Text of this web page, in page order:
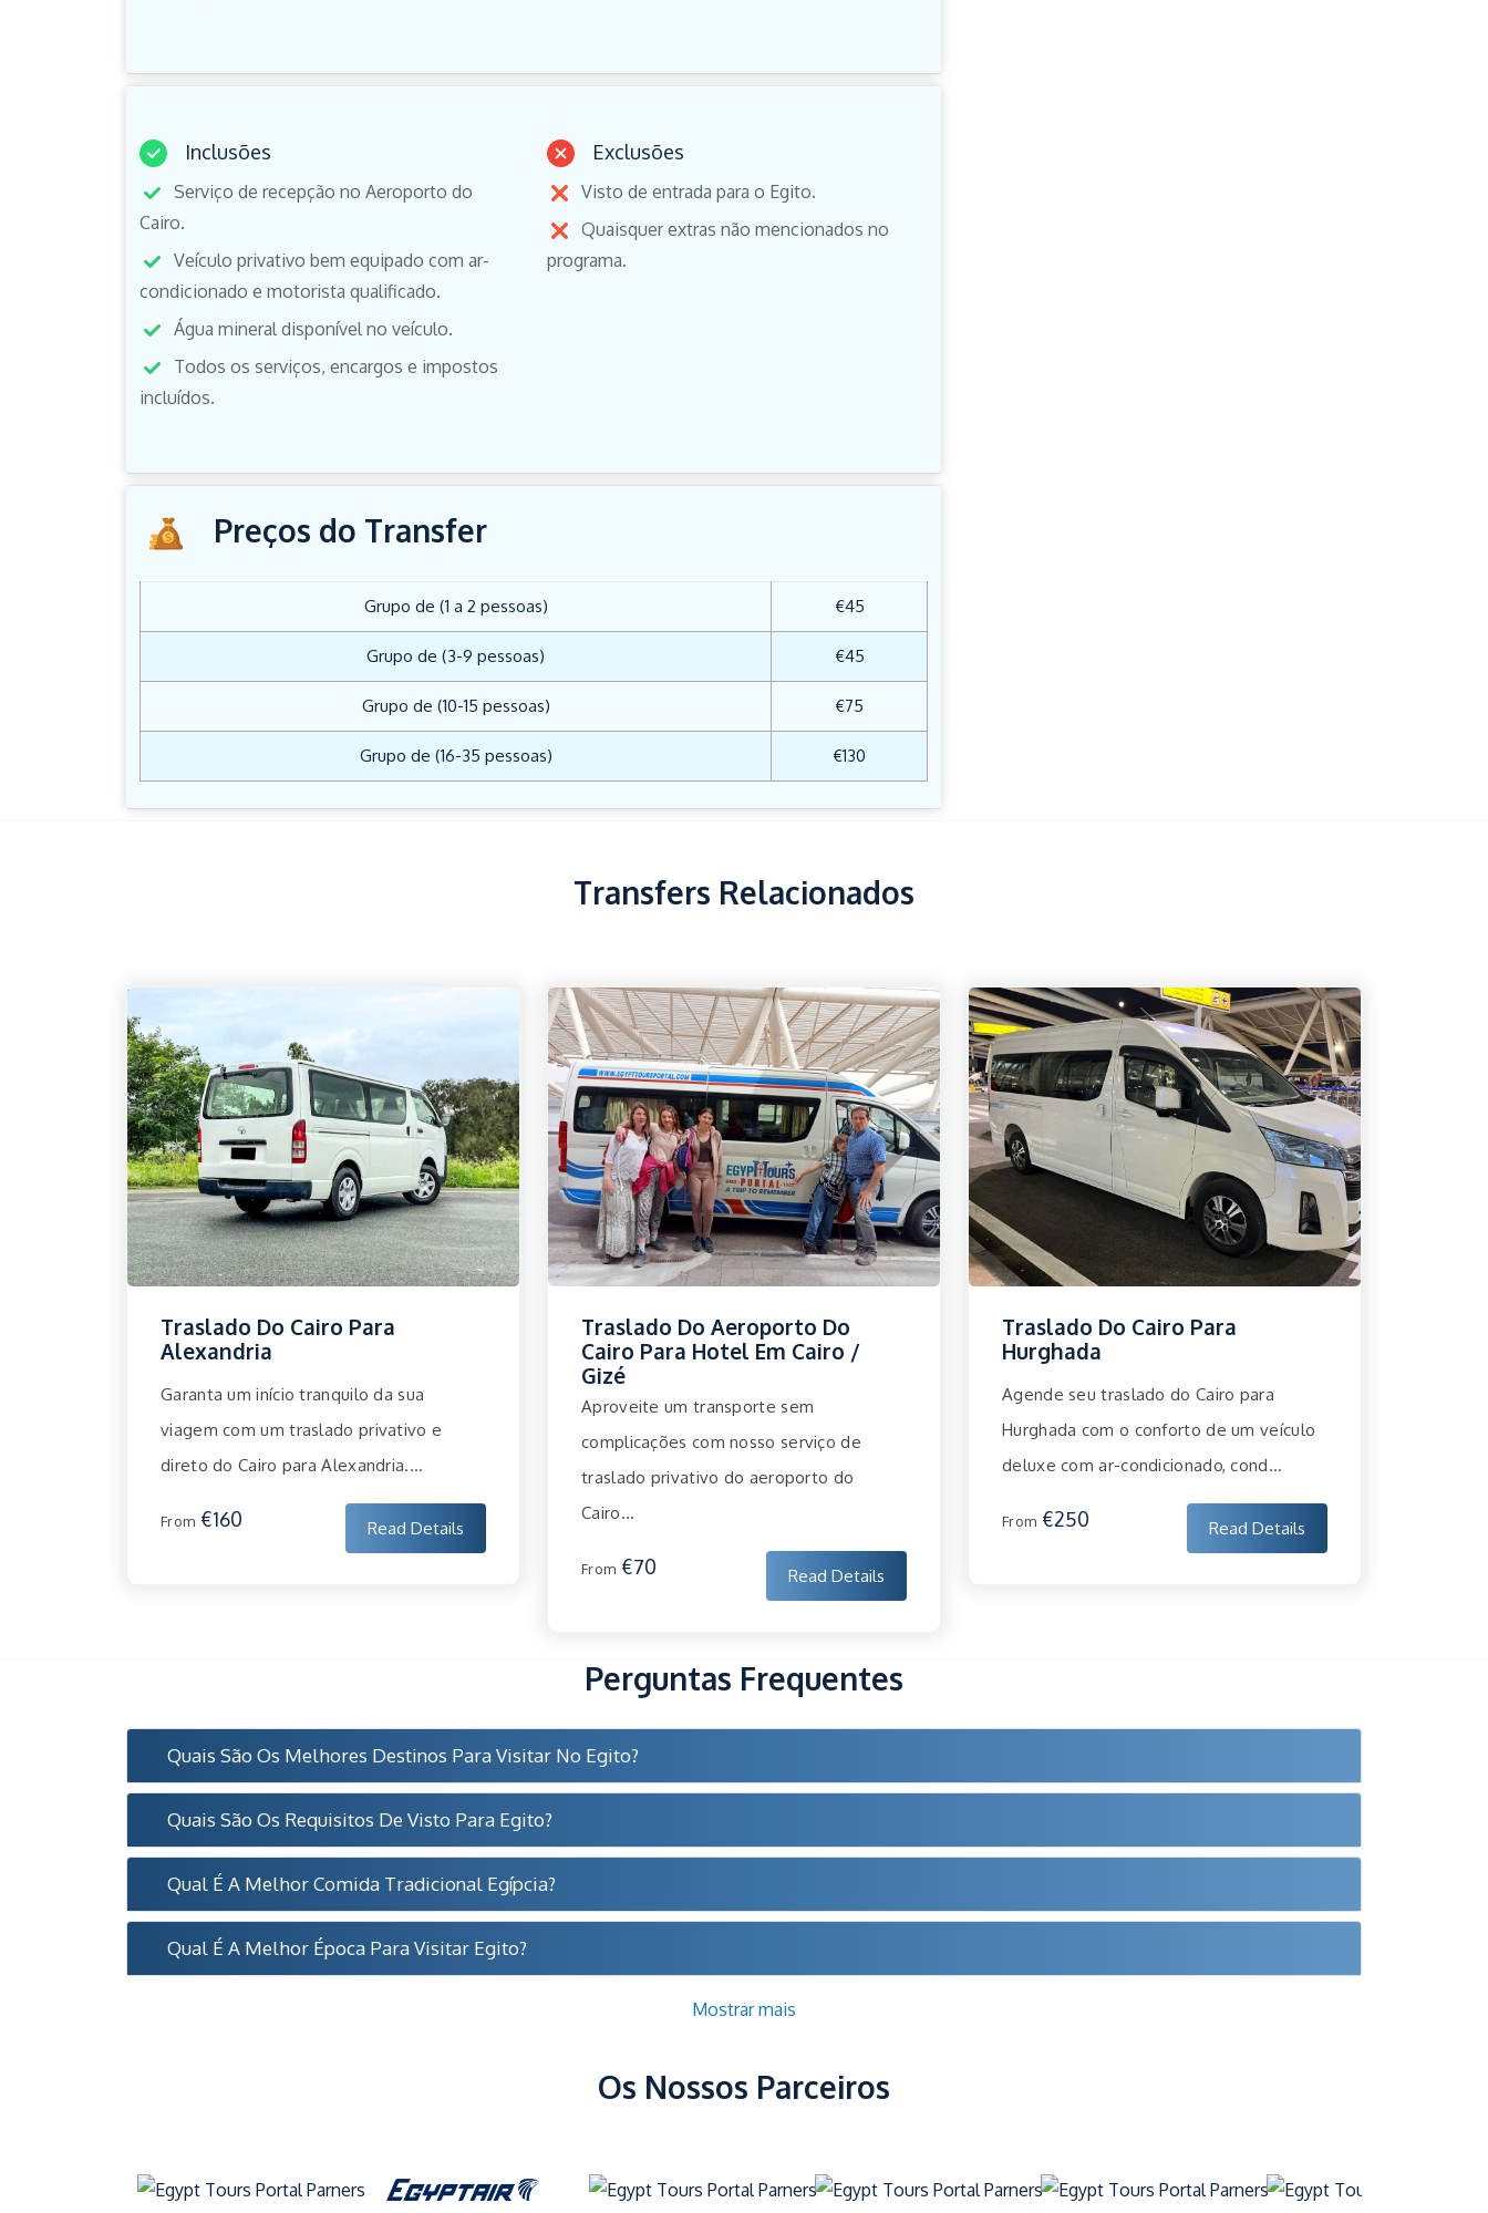
Inclusões
Serviço de recepção no Aeroporto do
Cairo.
Veículo privativo bem equipado com ar-
condicionado e motorista qualificado.
Água mineral disponível no veículo.
Todos os serviços, encargos e impostos
incluídos.
Exclusões
Visto de entrada para o Egito.
Quaisquer extras não mencionados no
programa.
Preços do Transfer
Grupo de (1 a 2 pessoas) €45
Grupo de (3-9 pessoas) €45
Grupo de (10-15 pessoas) €75
Grupo de (16-35 pessoas) €130
Transfers Relacionados
Traslado Do Cairo Para
Alexandria
Garanta um início tranquilo da sua
viagem com um traslado privativo e
direto do Cairo para Alexandria....
From €160 Read Details
Traslado Do Aeroporto Do
Cairo Para Hotel Em Cairo /
Gizé
Aproveite um transporte sem
complicações com nosso serviço de
traslado privativo do aeroporto do
Cairo...
From €70 Read Details
Traslado Do Cairo Para
Hurghada
Agende seu traslado do Cairo para
Hurghada com o conforto de um veículo
deluxe com ar-condicionado, cond...
From €250 Read Details
Perguntas Frequentes
Quais São Os Melhores Destinos Para Visitar No Egito?
Quais São Os Requisitos De Visto Para Egito?
Qual É A Melhor Comida Tradicional Egípcia?
Qual É A Melhor Época Para Visitar Egito?
Mostrar mais
Os Nossos Parceiros